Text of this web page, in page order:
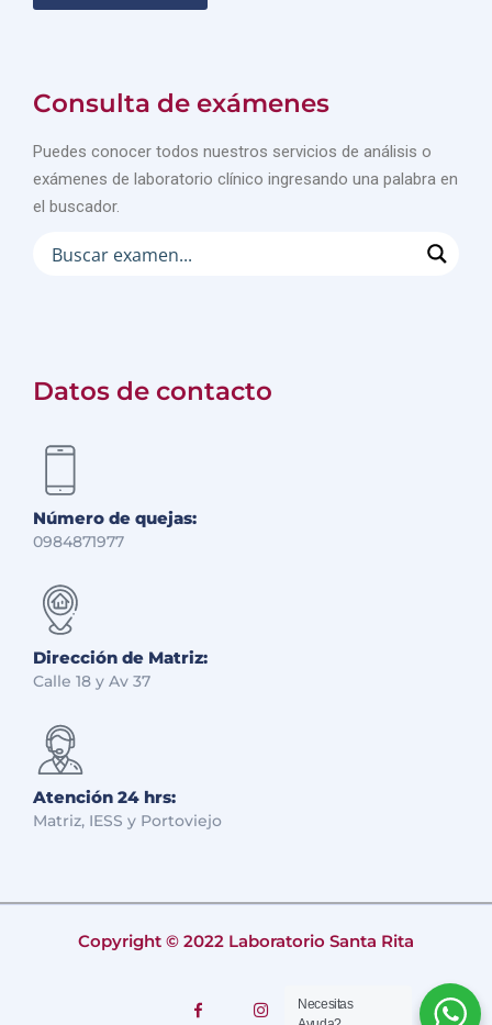
Consulta de exámenes
Puedes conocer todos nuestros servicios de análisis o
exámenes de laboratorio clínico ingresando una palabra en
el buscador.
Datos de contacto
Número de quejas:
0984871977
Dirección de Matriz:
Calle 18 y Av 37
Atención 24 hrs:
Matriz, IESS y Portoviejo
Copyright © 2022 Laboratorio Santa Rita
Necesitas